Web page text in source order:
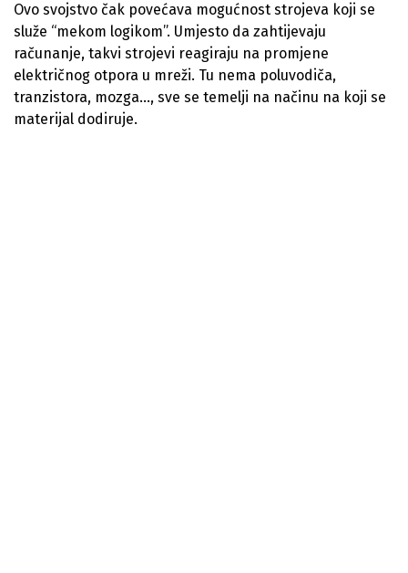
Ovo svojstvo čak povećava mogućnost strojeva koji se
služe “mekom logikom”. Umjesto da zahtijevaju
računanje, takvi strojevi reagiraju na promjene
električnog otpora u mreži. Tu nema poluvodiča,
tranzistora, mozga…, sve se temelji na načinu na koji se
materijal dodiruje.